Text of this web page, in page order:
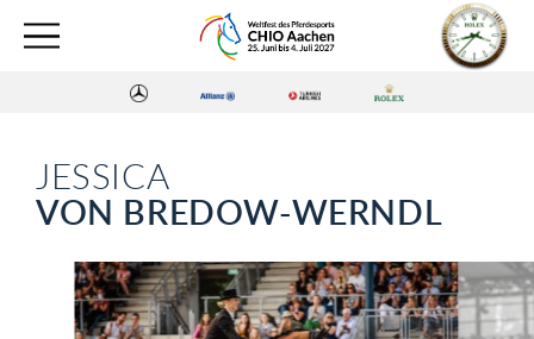
JESSICA
VON BREDOW-WERNDL